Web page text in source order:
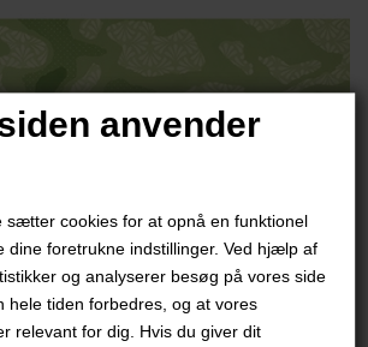
anvender
sætter cookies for at opnå en funktionel
dine foretrukne indstillinger. Ved hjælp af
og analyserer besøg på vores side
hele tiden forbedres, og at vores
relevant for dig. Hvis du giver dit